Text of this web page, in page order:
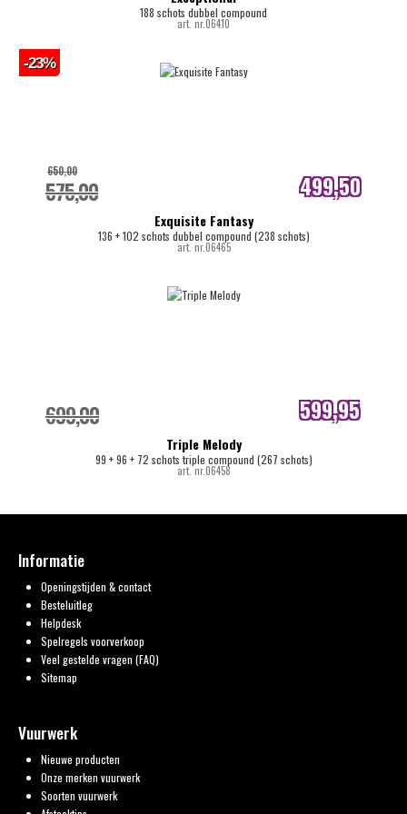
188 schots dubbel compound
art. nr.06410
Exquisite Fantasy
136 + 102 schots dubbel compound (238 schots)
art. nr.06465
575,00
650,00 499,50
internetprijs
-23%
Triple Melody
99 + 96 + 72 schots triple compound (267 schots)
art. nr.06458
699,00 599,95
internetprijs
Informatie
Openingstijden & contact
Besteluitleg
Helpdesk
Spelregels voorverkoop
Veel gestelde vragen (FAQ)
Sitemap
Vuurwerk
Nieuwe producten
Onze merken vuurwerk
Soorten vuurwerk